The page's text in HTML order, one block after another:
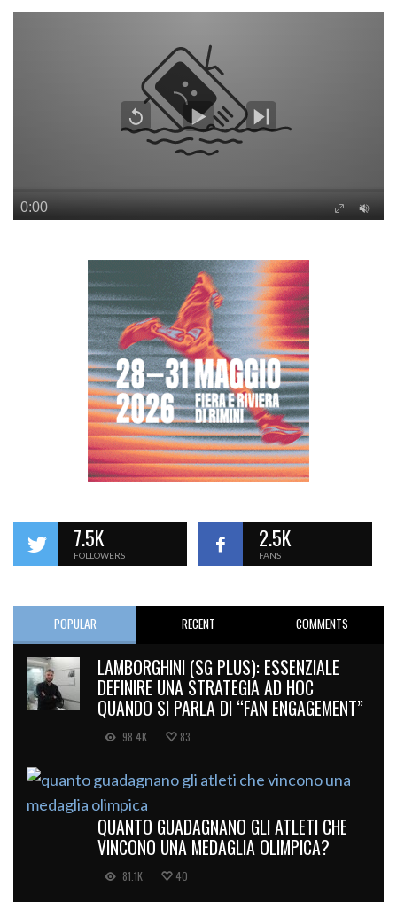
7.5K
FOLLOWERS
2.5K
FANS
POPULAR RECENT COMMENTS
LAMBORGHINI (SG PLUS): ESSENZIALE
DEFINIRE UNA STRATEGIA AD HOC
QUANDO SI PARLA DI “FAN ENGAGEMENT”
98.4K 83
QUANTO GUADAGNANO GLI ATLETI CHE
VINCONO UNA MEDAGLIA OLIMPICA?
81.1K 40